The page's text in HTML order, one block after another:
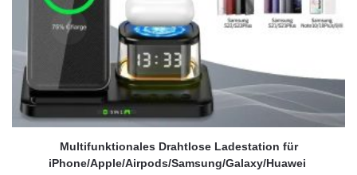
Multifunktionales Drahtlose Ladestation für
iPhone/Apple/Airpods/Samsung/Galaxy/Huawei